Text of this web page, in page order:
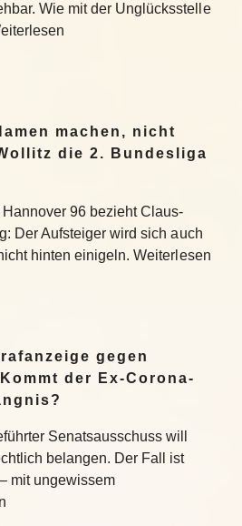
Wie mit der Unglücksstelle
machen, nicht
die 2. Bundesliga
96 bezieht Claus-
Der Aufsteiger wird sich auch
hinten einigeln. Weiterlesen
gegen
der Ex-Corona-
Senatsausschuss will
belangen. Der Fall ist
mit ungewissem